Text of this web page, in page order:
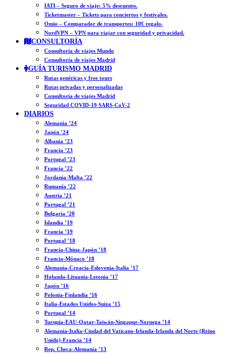
IATI – Seguro de viaje: 5% descuento.
Ticketmaster – Tickets para conciertos y festivales.
Omio – Comparador de transportes: 10€ regalo.
NordVPN – VPN para viajar con seguridad y privacidad.
CONSULTORÍA
Consultoría de viajes Mundo
Consultoría de viajes Madrid
GUÍA TURISMO MADRID
Rutas genéricas y free tours
Rutas privadas y personalizadas
Consultoría de viajes Madrid
Seguridad COVID-19 SARS-CoV-2
DIARIOS
Alemania ’24
Japón ’24
Albania ’23
Francia ’23
Portugal ’23
Francia ’22
Jordania-Malta ’22
Rumanía ’22
Austria ’21
Portugal ’21
Bulgaria ’20
Islandia ’19
Francia ’19
Portugal ’18
Francia-China-Japón ’18
Francia-Mónaco ’18
Alemania-Croacia-Eslovenia-Italia ’17
Holanda-Lituania-Letonia ’17
Japón ’16
Polonia-Finlandia ’16
Italia-Estados Unidos-Suiza ’15
Portugal ’14
Turquía-EAU-Qatar-Taiwán-Singapur-Noruega ’14
Alemania-Italia-Ciudad del Vaticano-Irlanda-Irlanda del Norte (Reino
Unido)-Francia ’14
Rep. Checa-Alemania ’13